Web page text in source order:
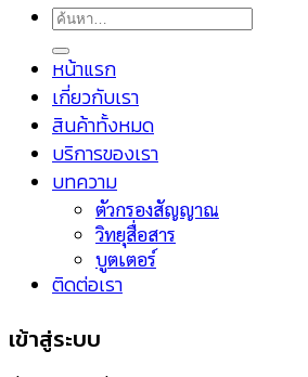
ค้นหา:
หน้าแรก
เกี่ยวกับเรา
สินค้าทั้งหมด
บริการของเรา
บทความ
ตัวกรองสัญญาณ
วิทยุสื่อสาร
บูตเตอร์
ติดต่อเรา
เข้าสู่ระบบ